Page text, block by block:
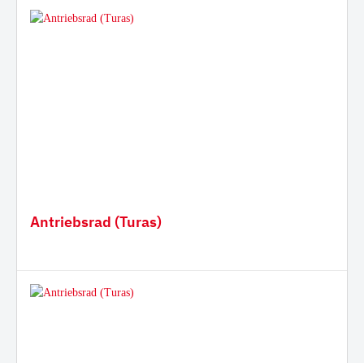
Antriebsrad (Turas)